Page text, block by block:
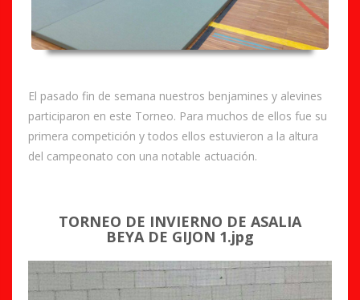
El pasado fin de semana nuestros benjamines y alevines
participaron en este Torneo. Para muchos de ellos fue su
primera competición y todos ellos estuvieron a la altura
del campeonato con una notable actuación.
TORNEO DE INVIERNO DE ASALIA
BEYA DE GIJON 1.jpg